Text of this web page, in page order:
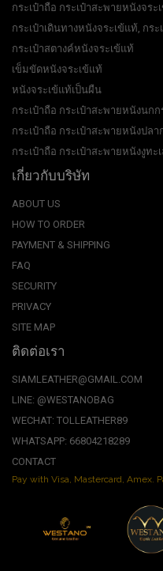
กระเป๋าถือ กระเป๋าสะพายหนังจระ
กระเป๋าเดินทางหนังจระเข้แท้, กร
กระเป๋าสตางค์หนังจระเข้แท้
เข็มขัดหนังจระเข้แท้
หนังจระเข้แท้เป็นผืน
กระเป๋าถือ กระเป๋าสะพายหนังนก
กระเป๋าถือ กระเป๋าสะพายหนังปลา
กระเป๋าถือ กระเป๋าสะพายหนังงูทะ
เกี่ยวกับบริษัท
ABOUT US
HOW TO ORDER
PAYMENT & SHIPPING
FAQ
SECURITY
PRIVACY
SITE MAP
ติดต่อเรา
SIAMLEATHER@GMAIL.COM
LINE: @WESTANOBAG
WECHAT: TOLLEATHER89
WHATSAPP: 66804218289
CONTACT
Pay with Visa, Mastercard, Amex.